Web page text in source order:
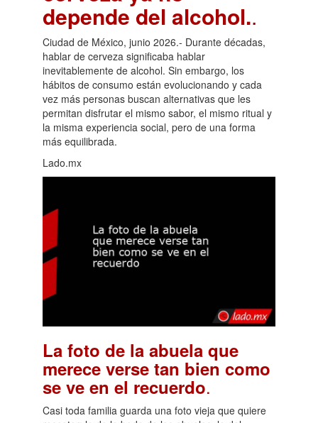
depende del alcohol..
Ciudad de México, junio 2026.- Durante décadas,
hablar de cerveza significaba hablar
inevitablemente de alcohol. Sin embargo, los
hábitos de consumo están evolucionando y cada
vez más personas buscan alternativas que les
permitan disfrutar el mismo sabor, el mismo ritual y
la misma experiencia social, pero de una forma
más equilibrada.
Lado.mx
La foto de la abuela que
merece verse tan bien como
se ve en el recuerdo.
Casi toda familia guarda una foto vieja que quiere